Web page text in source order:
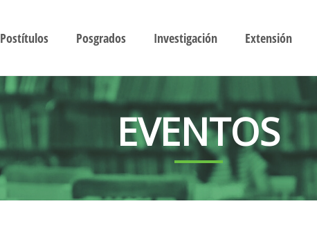
Postítulos Posgrados Investigación Extensión
EVENTOS